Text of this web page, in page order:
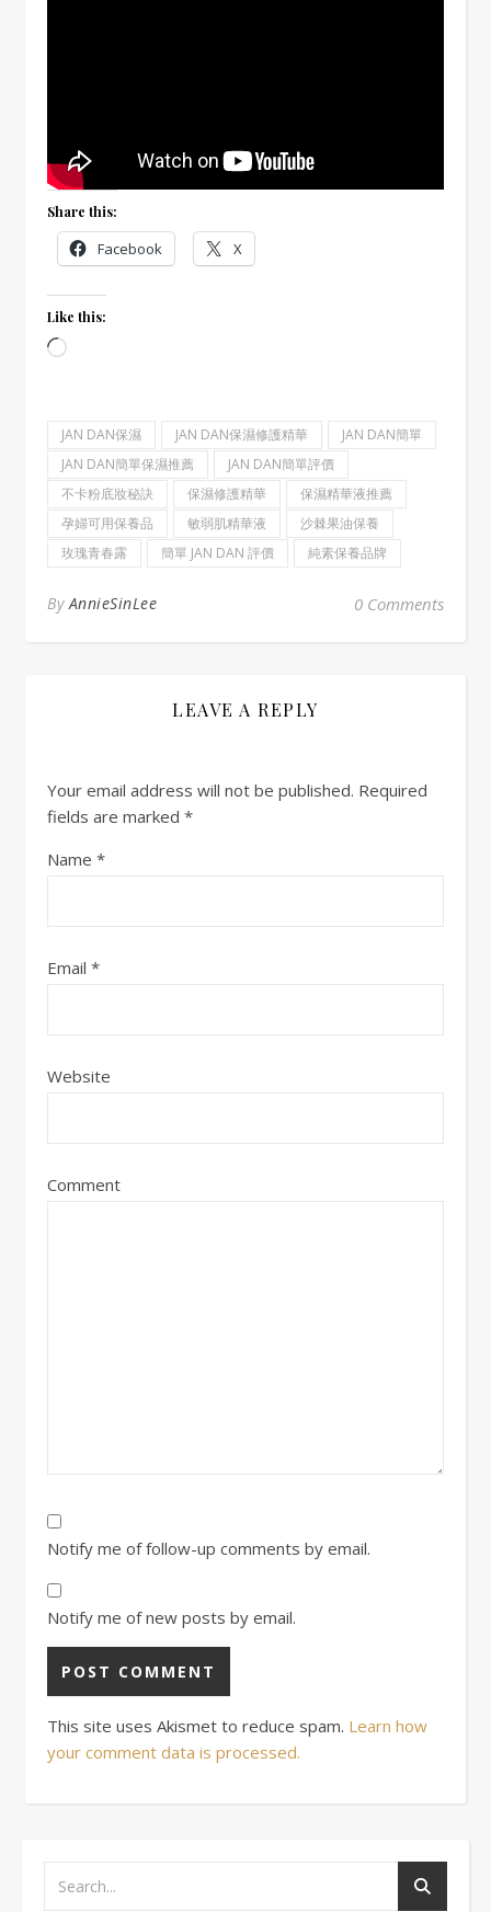
Share this:
Facebook X
Like this:
Loading…
JAN DAN保濕 JAN DAN保濕修護精華
JAN DAN簡單
JAN DAN簡單保濕推薦
JAN DAN簡單評價
不卡粉底妝秘訣
保濕修護精華
保濕精華液推薦
孕婦可用保養品
敏弱肌精華液
沙棘果油保養
玫瑰青春露
簡單 JAN DAN 評價 純素保養品牌
By AnnieSinLee 0 Comments
LEAVE A REPLY
Your email address will not be published. Required
fields are marked *
Name *
Email *
Website
Comment
Notify me of follow-up comments by email.
Notify me of new posts by email.
This site uses Akismet to reduce spam. Learn how
your comment data is processed.